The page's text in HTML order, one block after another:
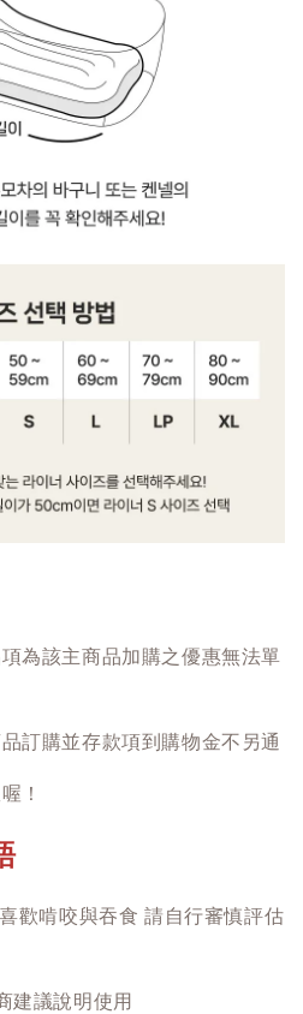
為該主商品加購之優惠無法單
訂購並存款項到購物金不另通
！
歡啃咬與吞食 請自行審慎評估
建議說明使用